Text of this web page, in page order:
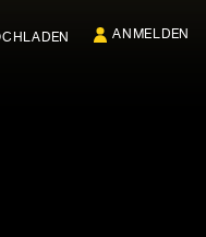
ANMELDEN